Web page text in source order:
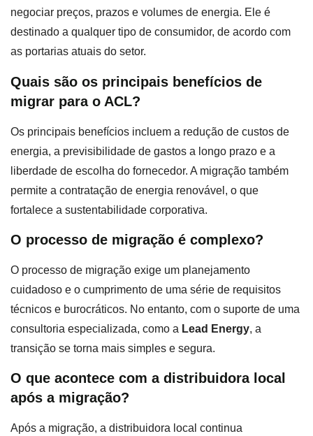
negociar preços, prazos e volumes de energia. Ele é
destinado a qualquer tipo de consumidor, de acordo com
as portarias atuais do setor.
Quais são os principais benefícios de
migrar para o ACL?
Os principais benefícios incluem a redução de custos de
energia, a previsibilidade de gastos a longo prazo e a
liberdade de escolha do fornecedor. A migração também
permite a contratação de energia renovável, o que
fortalece a sustentabilidade corporativa.
O processo de migração é complexo?
O processo de migração exige um planejamento
cuidadoso e o cumprimento de uma série de requisitos
técnicos e burocráticos. No entanto, com o suporte de uma
consultoria especializada, como a Lead Energy, a
transição se torna mais simples e segura.
O que acontece com a distribuidora local
após a migração?
Após a migração, a distribuidora local continua